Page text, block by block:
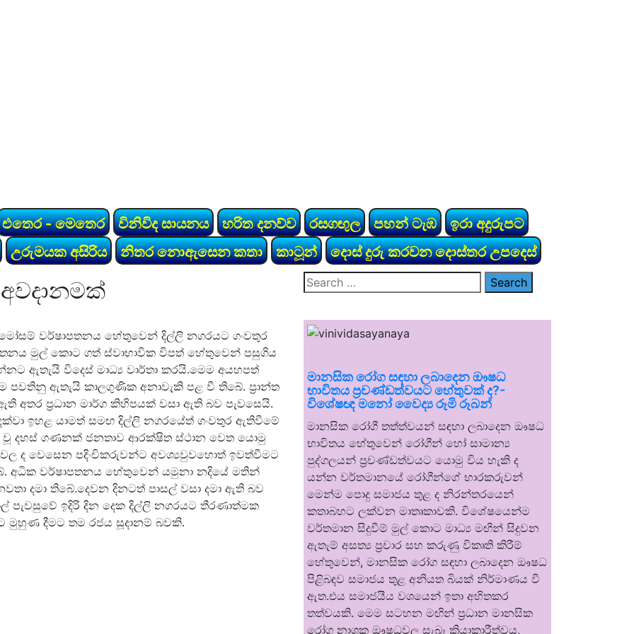
එතෙර - මෙතෙර විනිවිද සායනය හරිත දනව්ව රසගඟුල පහන් ටැඹ
ඉරා අදුරුපට
උරුමයක අසිරිය නිතර නොඇසෙන කතා කාටූන් දොස් දුරු කරවන දොස්තර උපදෙස්
වර්ෂාපතනය හේතුවෙන් දිල්ලි නගරයට ගංවතුර
මුල් කොට ගත් ස්වාභාවික විපත් හේතුවෙන් පසුගිය
ඇතැයි විදෙස් මාධ්‍ය වාර්තා කරයි.මෙම අයහපත්
පවතිනු ඇතැයි කාලගුණික අනාවැකි පළ වී තිබේ. ප්‍රාන්ත
අතර ප්‍රධාන මාර්ග කිහිපයක් වසා ඇති බව පැවසෙයි.
ඉහළ යාමත් සමඟ දිල්ලි නගරයේත් ගංවතුර ඇතිවීමේ
වූ දහස් ගණනක් ජනතාව ආරක්ෂිත ස්ථාන වෙත යොමු
ද වෙසෙන පදිංචිකරුවන්ට අවශ්‍යවුවහොත් ඉවත්වීමට
අධික වර්ෂාපතනය හේතුවෙන් යමුනා නදියේ මතින්
දමා තිබේ.දෙවන දිනටත් පාසල් වසා දමා ඇති බව
පැවසුවේ ඉදිරි දින දෙක දිල්ලි නගරයට තීරණාත්මක
දීමට තම රජය සූදානම් බවකි.
Search
for:
මානසික රෝග සඳහා ලබාදෙන ඖෂධ
භාවිතය ප්‍රචණ්ඩත්වයට හේතුවක් ද?-
විශේෂඥ මනෝ වෛද්‍ය රූමි රූබන්
මානසික රෝගී තත්ත්වයන් සඳහා ලබාදෙන ඖෂධ
භාවිතය හේතුවෙන් රෝගීන් හෝ සාමාන්‍ය
පුද්ගලයන් ප්‍රචණ්ඩත්වයට යොමු විය හැකි ද
යන්න වර්තමානයේ රෝගීන්ගේ භාරකරුවන්
මෙන්ම පොදු සමාජය තුළ ද නිරන්තරයෙන්
කතාබහට ලක්වන මාතෘකාවකි. විශේෂයෙන්ම
වර්තමාන සිදුවීම් මුල් කොට මාධ්‍ය මඟින් සිදුවන
ඇතැම් අසත්‍ය ප්‍රචාර සහ කරුණු විකෘති කිරීම්
හේතුවෙන්, මානසික රෝග සඳහා ලබාදෙන ඖෂධ
පිළිබඳව සමාජය තුළ අනියත බියක් නිර්මාණය වී
ඇත.එය සමාජයීය වශයෙන් ඉතා අහිතකර
තත්වයකි. මෙම සටහන මඟින් ප්‍රධාන මානසික
රෝග නාශක ඖෂධවල සැබෑ ක්‍රියාකාරීත්වය,